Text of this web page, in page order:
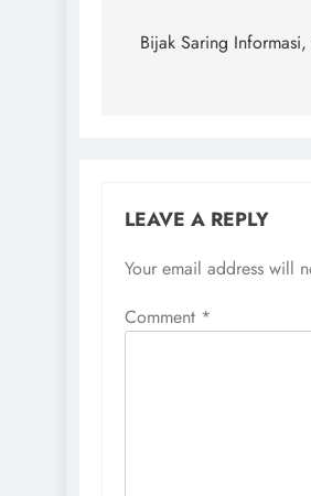
navigation
Bijak Saring
LEAVE A REPLY
Your email address will
Comment *